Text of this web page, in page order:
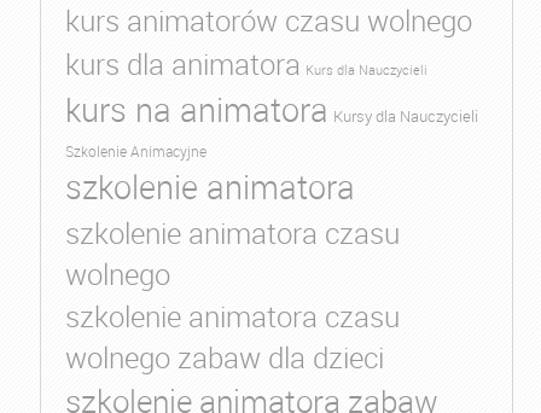
kurs animatorów czasu wolnego
kurs dla animatora Kurs dla Nauczycieli
kurs na animatora Kursy dla Nauczycieli
Szkolenie Animacyjne
szkolenie animatora
szkolenie animatora czasu
wolnego
szkolenie animatora czasu
wolnego zabaw dla dzieci
szkolenie animatora zabaw